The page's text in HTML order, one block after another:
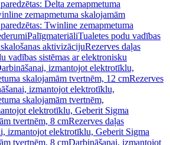
Delta zemapmetuma
zemapmetuma skalojamām
Twinline zemapmetuma
PalīgmateriāliTualetes podu vadības
aktivizācijuRezerves daļas
vadības sistēmas ar elektronisku
izmantojot elektrotīklu,
skalojamām tvertnēm, 12 cmRezerves
izmantojot elektrotīklu,
skalojamām tvertnēm,
elektrotīklu, Geberit Sigma
tvertnēm, 8 cmRezerves daļas
izmantojot elektrotīklu, Geberit Sigma
tvertnēm, 8 cmDarbināšanai, izmantojot